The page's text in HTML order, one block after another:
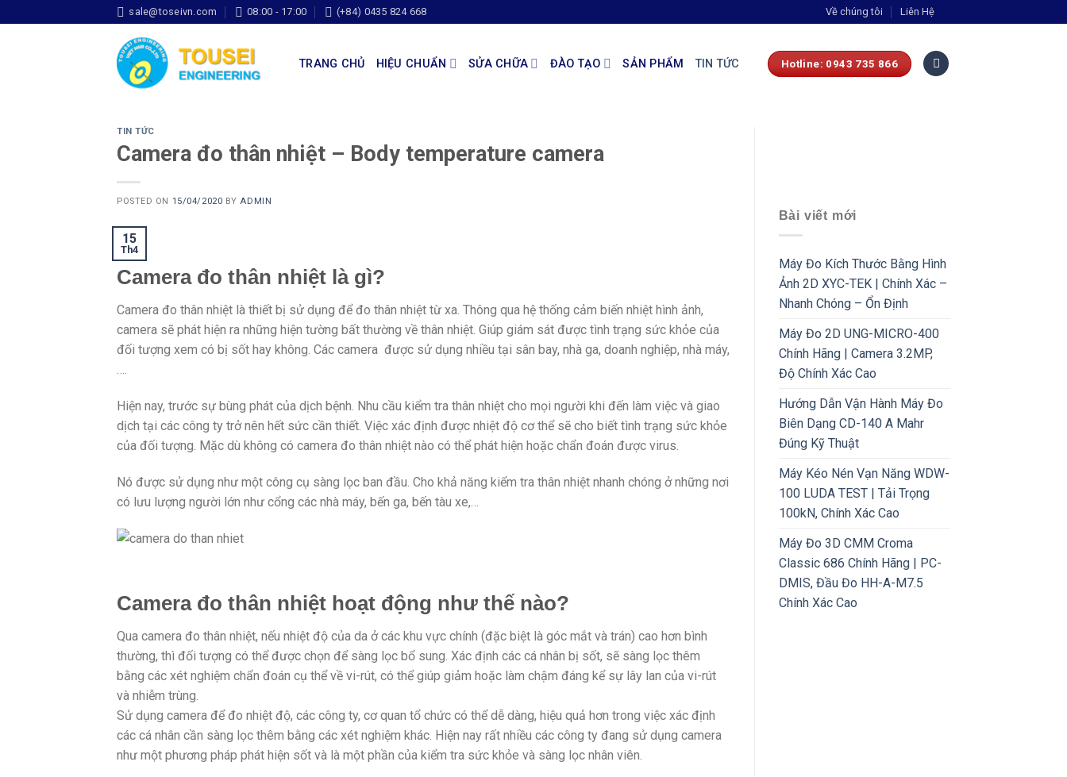
sale@toseivn.com 08:00 - 17:00 (+84) 0435 824 668 Về chúng tôi Liên Hệ
TRANG CHỦ HIỆU CHUẨN SỬA CHỮA ĐÀO TẠO SẢN PHẨM TIN TỨC Hotline: 0943 735 866
TIN TỨC
Camera đo thân nhiệt – Body temperature camera
POSTED ON 15/04/2020 BY ADMIN
15
Th4
Camera đo thân nhiệt là gì?
Camera đo thân nhiệt là thiết bị sử dụng để đo thân nhiệt từ xa. Thông qua hệ thống cảm biến nhiệt hình ảnh,
camera sẽ phát hiện ra những hiện tường bất thường về thân nhiệt. Giúp giám sát được tình trạng sức khỏe của
đối tượng xem có bị sốt hay không. Các camera được sử dụng nhiều tại sân bay, nhà ga, doanh nghiệp, nhà máy,
….
Hiện nay, trước sự bùng phát của dịch bệnh. Nhu cầu kiểm tra thân nhiệt cho mọi người khi đến làm việc và giao
dịch tại các công ty trở nên hết sức cần thiết. Việc xác định được nhiệt độ cơ thể sẽ cho biết tình trạng sức khỏe
của đối tượng. Mặc dù không có camera đo thân nhiệt nào có thể phát hiện hoặc chẩn đoán được virus.
Nó được sử dụng như một công cụ sàng lọc ban đầu. Cho khả năng kiểm tra thân nhiệt nhanh chóng ở những nơi
có lưu lượng người lớn như cổng các nhà máy, bến ga, bến tàu xe,…
Camera đo thân nhiệt hoạt động như thế nào?
Qua camera đo thân nhiệt, nếu nhiệt độ của da ở các khu vực chính (đặc biệt là góc mắt và trán) cao hơn bình
thường, thì đối tượng có thể được chọn để sàng lọc bổ sung. Xác định các cá nhân bị sốt, sẽ sàng lọc thêm
bằng các xét nghiệm chẩn đoán cụ thể về vi-rút, có thể giúp giảm hoặc làm chậm đáng kể sự lây lan của vi-rút
và nhiễm trùng.
Sử dụng camera để đo nhiệt độ, các công ty, cơ quan tổ chức có thể dễ dàng, hiệu quả hơn trong việc xác định
các cá nhân cần sàng lọc thêm bằng các xét nghiệm khác. Hiện nay rất nhiều các công ty đang sử dụng camera
như một phương pháp phát hiện sốt và là một phần của kiểm tra sức khỏe và sàng lọc nhân viên.
Bài viết mới
Máy Đo Kích Thước Bằng Hình
Ảnh 2D XYC-TEK | Chính Xác –
Nhanh Chóng – Ổn Định
Máy Đo 2D UNG-MICRO-400
Chính Hãng | Camera 3.2MP,
Độ Chính Xác Cao
Hướng Dẫn Vận Hành Máy Đo
Biên Dạng CD-140 A Mahr
Đúng Kỹ Thuật
Máy Kéo Nén Vạn Năng WDW-
100 LUDA TEST | Tải Trọng
100kN, Chính Xác Cao
Máy Đo 3D CMM Croma
Classic 686 Chính Hãng | PC-
DMIS, Đầu Đo HH-A-M7.5
Chính Xác Cao